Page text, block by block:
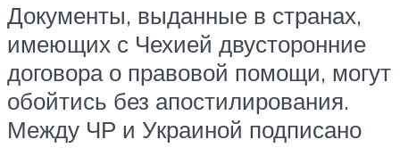
Документы, выданные в странах,
имеющих с Чехией двусторонние
договора о правовой помощи, могут
обойтись без апостилирования.
Между ЧР и Украиной подписано